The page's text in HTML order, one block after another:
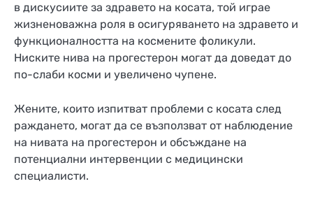
в дискусиите за здравето на косата, той играе
жизненоважна роля в осигуряването на здравето и
функционалността на космените фоликули.
Ниските нива на прогестерон могат да доведат до
по-слаби косми и увеличено чупене.
Жените, които изпитват проблеми с косата след
раждането, могат да се възползват от наблюдение
на нивата на прогестерон и обсъждане на
потенциални интервенции с медицински
специалисти.